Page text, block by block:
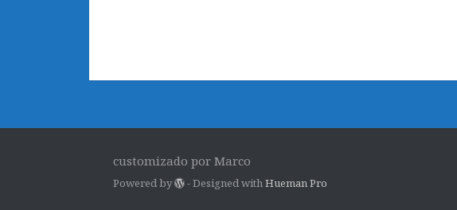
customizado por Marco
Powered by - Designed withHueman Pro